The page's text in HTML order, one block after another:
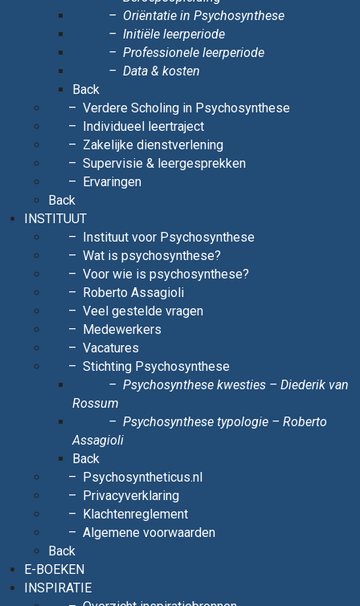
Oriëntatie in Psychosynthese
Initiële leerperiode
Professionele leerperiode
Data & kosten
Back
Verdere Scholing in Psychosynthese
Individueel leertraject
Zakelijke dienstverlening
Supervisie & leergesprekken
Ervaringen
Back
INSTITUUT
Instituut voor Psychosynthese
Wat is psychosynthese?
Voor wie is psychosynthese?
Roberto Assagioli
Veel gestelde vragen
Medewerkers
Vacatures
Stichting Psychosynthese
Psychosynthese kwesties – Diederik van
Rossum
Psychosynthese typologie – Roberto
Assagioli
Back
Psychosyntheticus.nl
Privacyverklaring
Klachtenreglement
Algemene voorwaarden
Back
E-BOEKEN
INSPIRATIE